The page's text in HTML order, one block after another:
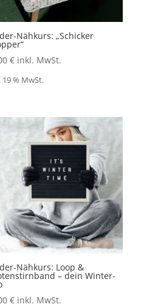
Nähkurs: „Schicker
€ inkl. MwSt.
19 % MwSt.
Nähkurs: Loop &
– dein Winter-
€ inkl. MwSt.